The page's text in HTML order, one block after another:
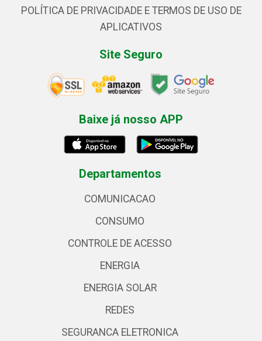
POLÍTICA DE PRIVACIDADE E TERMOS DE USO DE
APLICATIVOS
Site Seguro
Baixe já nosso APP
Departamentos
COMUNICACAO
CONSUMO
CONTROLE DE ACESSO
ENERGIA
ENERGIA SOLAR
REDES
SEGURANCA ELETRONICA